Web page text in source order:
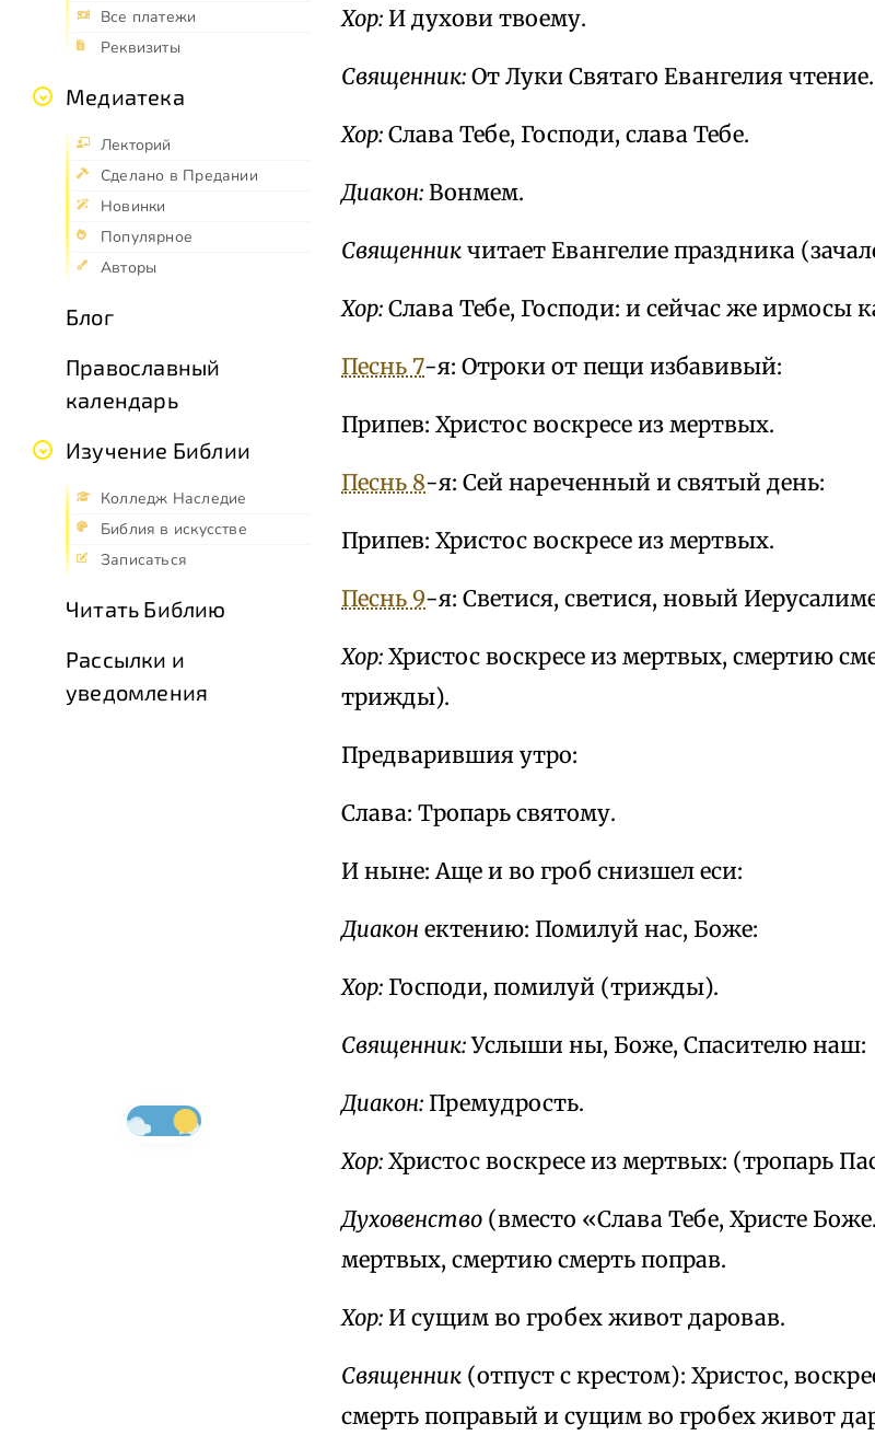
Все платежи
Реквизиты
Медиатека
Лекторий
Сделано в Предании
Новинки
Популярное
Авторы
Блог
Православный
календарь
Изучение Библии
Колледж Наследие
Библия в искусстве
Записаться
Читать Библию
Рассылки и
уведомления
Хор: И духови твоему.
Священник: От Луки Святаго Евангелия чтение.
Хор: Слава Тебе, Господи, слава Тебе.
Диакон: Вонмем.
Священник читает Евангелие праздника
Хор: Слава Тебе, Господи: и сейчас же ирмосы
Песнь 7-я: Отроки от пещи избавивый:
Припев: Христос воскресе из мертвых.
Песнь 8-я: Сей нареченный и святый день:
Припев: Христос воскресе из мертвых.
Песнь 9-я: Светися, светися, новый
Хор: Христос воскресе из мертвых, смертию
трижды).
Предварившия утро:
Слава: Тропарь святому.
И ныне: Аще и во гроб снизшел еси:
Диакон ектению: Помилуй нас, Боже:
Хор: Господи, помилуй (трижды).
Священник:Услыши ны, Боже, Спасителю наш:
Диакон: Премудрость.
Хор: Христос воскресе из мертвых: (тропарь
Духовенство (вместо «Слава Тебе, Христе
мертвых, смертию смерть поправ.
Хор: И сущим во гробех живот даровав.
Священник (отпуст с крестом): Христос,
смерть поправый и сущим во гробех живот